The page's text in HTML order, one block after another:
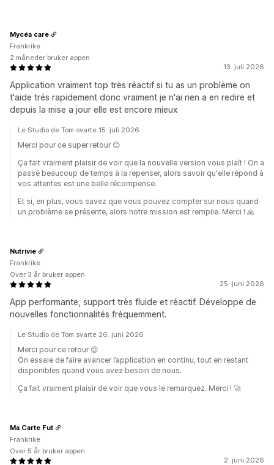
13. juli 2026
Application vraiment top très réactif si tu as un problème on
t'aide trés rapidement donc vraiment je n'ai rien a en redire et
depuis la mise a jour elle est encore mieux
Mycéa care
Frankrike
2 måneder bruker appen
Le Studio de Tom svarte 15. juli 2026
Merci pour ce super retour 😊
Ça fait vraiment plaisir de voir que la nouvelle version vous plaît ! On a
passé beaucoup de temps à la repenser, alors savoir qu'elle répond à
vos attentes est une belle récompense.
Et si, en plus, vous savez que vous pouvez compter sur nous quand
un problème se présente, alors notre mission est remplie. Merci ! 🙏
25. juni 2026
App performante, support très fluide et réactif. Développe de
nouvelles fonctionnalités fréquemment.
Nutrivie
Frankrike
Over 3 år bruker appen
Le Studio de Tom svarte 26. juni 2026
Merci pour ce retour 😊
On essaie de faire avancer l’application en continu, tout en restant
disponibles quand vous avez besoin de nous.
Ça fait vraiment plaisir de voir que vous le remarquez. Merci ! 🚀
2. juni 2026
Ma Carte Fut
Frankrike
Over 5 år bruker appen